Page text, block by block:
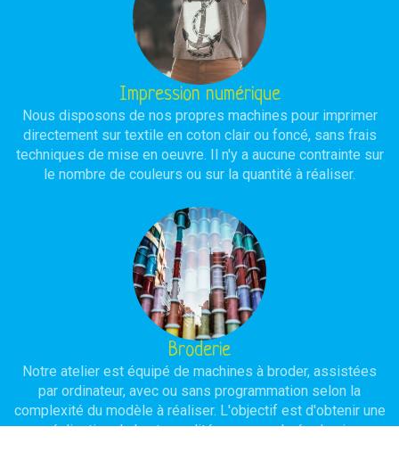
Impression numérique
Nous disposons de nos propres machines pour imprimer
directement sur textile en coton clair ou foncé, sans frais
techniques de mise en oeuvre. Il n'y a aucune contrainte sur
le nombre de couleurs ou sur la quantité à réaliser.
Broderie
Notre atelier est équipé de machines à broder, assistées
par ordinateur, avec ou sans programmation selon la
complexité du modèle à réaliser. L'objectif est d'obtenir une
réalisation de haute qualité avec une durée de vie